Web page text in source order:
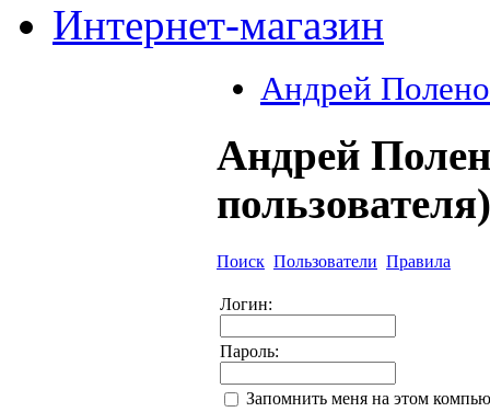
Интернет-магазин
Андрей
Андрей
пользователя)
Поиск Пользователи Правила
Логин:
Пароль:
Запомнить меня на этом